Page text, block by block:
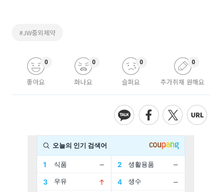
#JW중외제약
좋아요
0
화나요
0
슬퍼요
0
추가취재 원해요
0